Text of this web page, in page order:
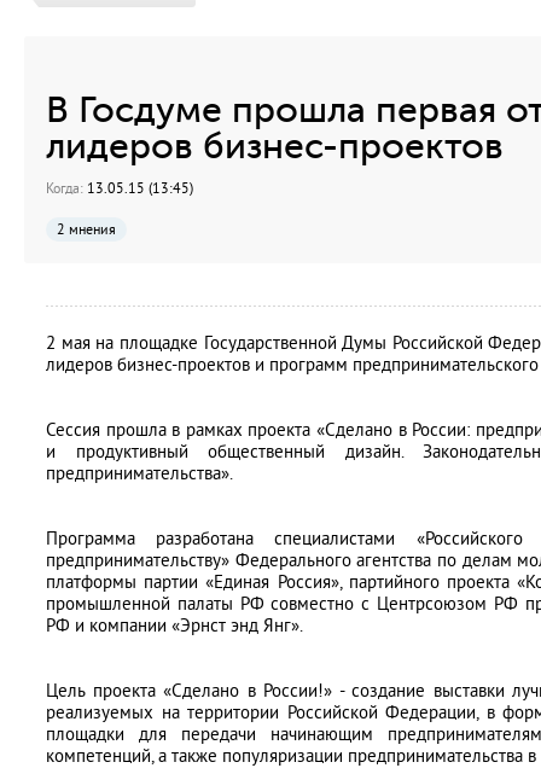
В Госдуме прошла первая
лидеров бизнес-проектов
Когда: 13.05.15 (13:45)
2 мнения
2 мая на площадке Государственной Думы Российской
лидеров бизнес-проектов и программ предпринимательского
Сессия прошла в рамках проекта «Сделано в России:
и продуктивный общественный дизайн.
предпринимательства».
Программа разработана специалистами
предпринимательству» Федерального агентства по делам
платформы партии «Единая Россия», партийного проекта
промышленной палаты РФ совместно с Центрсоюзом РФ
РФ и компании «Эрнст энд Янг».
Цель проекта «Сделано в России!» - создание выставки
реализуемых на территории Российской Федерации, в
площадки для передачи начинающим
компетенций, а также популяризации предпринимательства